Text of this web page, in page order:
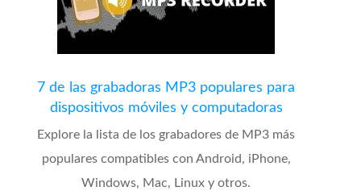
7 de las grabadoras MP3 populares para
dispositivos móviles y computadoras
Explore la lista de los grabadores de MP3 más
populares compatibles con Android, iPhone,
Windows, Mac, Linux y otros.